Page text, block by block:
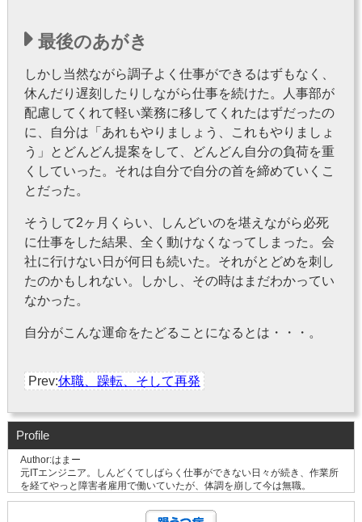
最後のあがき
しかし当然ながら調子よく仕事ができるはずもなく、
休んだり遅刻したりしながら仕事を続けた。人事部が
配慮してくれて軽い業務に移してくれたはずだったの
に、自分は「あれもやりましょう、これもやりましょ
う」とどんどん提案をして、どんどん自分の負荷を重
くしていった。それは自分で自分の首を締めていくこ
とだった。
そうして2ヶ月くらい、しんどいのを堪えながら必死
に仕事をした結果、全く動けなくなってしまった。会
社に行けない日が何日も続いた。それがとどめを刺し
たのかもしれない。しかし、その時はまだわかってい
なかった。
自分がこんな運命をたどることになるとは・・・。
Prev:休職、躁転、そして再発
Profile
Author:はまー
元ITエンジニア。しんどくてしばらく仕事ができない日々が続き、作業所
を経てやっと障害者雇用で働いていたが、体調を崩して今は無職。